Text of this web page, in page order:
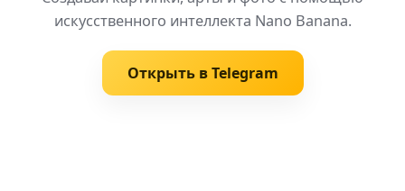
искусственного интеллекта Nano Banana.
Открыть в Telegram